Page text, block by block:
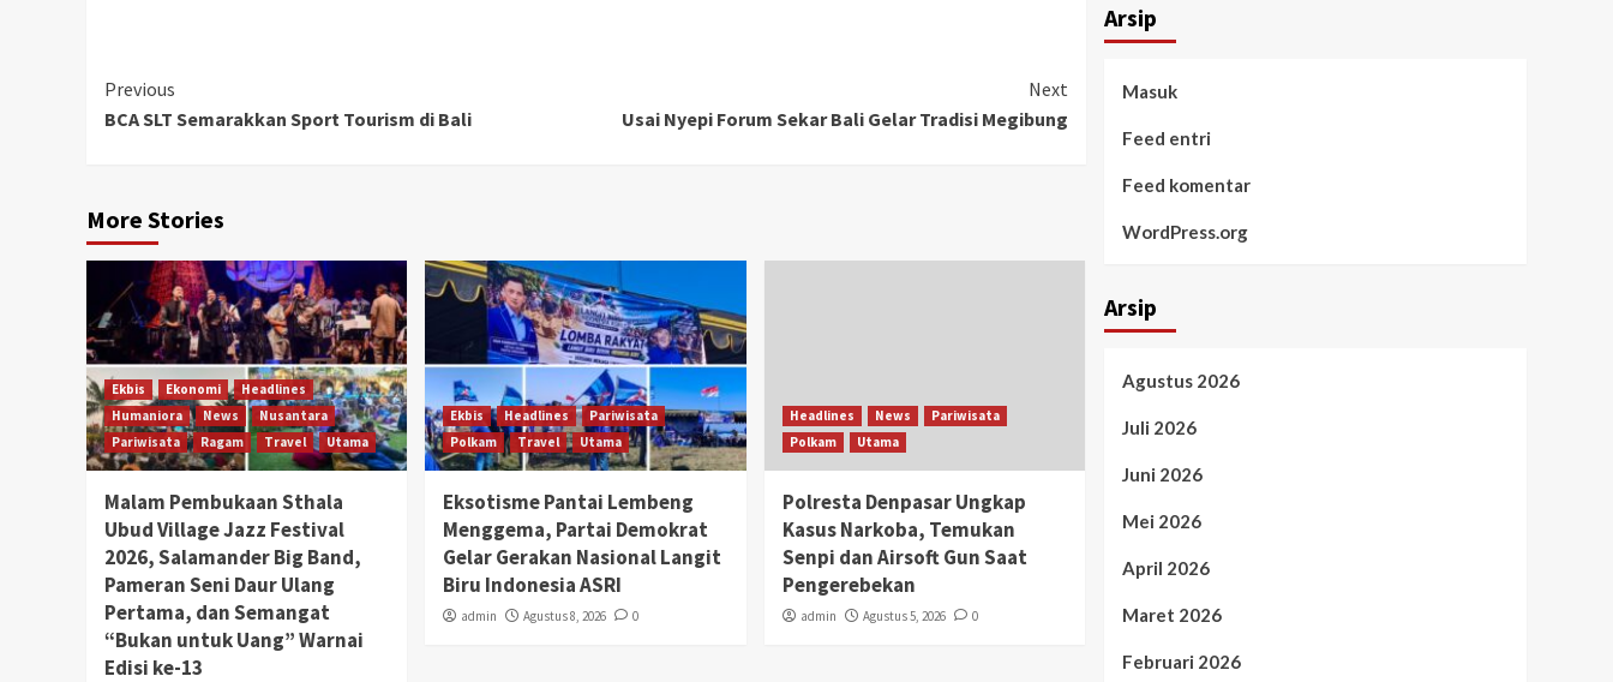
Continue
Reading
Previous
BCA SLT Semarakkan Sport Tourism di Bali
Next
Usai Nyepi Forum Sekar Bali Gelar Tradisi Megibung
More Stories
Ekbis Ekonomi
Headlines
Humaniora
News
Nusantara
Pariwisata
Ragam Travel Utama
Malam Pembukaan Sthala
Ubud Village Jazz Festival
2026, Salamander Big Band,
Pameran Seni Daur Ulang
Pertama, dan Semangat
“Bukan untuk Uang” Warnai
Edisi ke-13
Ekbis Headlines
Pariwisata
Polkam
Travel Utama
Eksotisme Pantai Lembeng
Menggema, Partai Demokrat
Gelar Gerakan Nasional Langit
Biru Indonesia ASRI
admin Agustus 8, 2026 0
Headlines News
Pariwisata
Polkam
Utama
Polresta Denpasar Ungkap
Kasus Narkoba, Temukan
Senpi dan Airsoft Gun Saat
Pengerebekan
admin Agustus 5, 2026 0
Arsip
Masuk
Feed entri
Feed komentar
WordPress.org
Arsip
Agustus 2026
Juli 2026
Juni 2026
Mei 2026
April 2026
Maret 2026
Februari 2026